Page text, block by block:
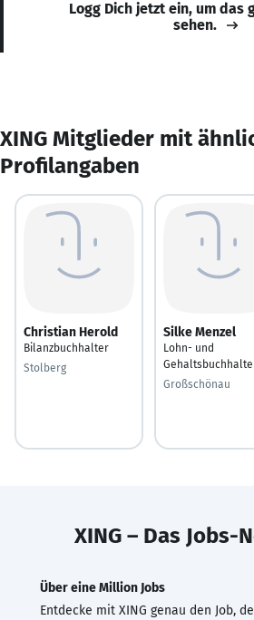
Logg Dich jetzt ein, um das
sehen.
XING Mitglieder mit
Profilangaben
Christian Herold
Bilanzbuchhalter
Stolberg
Silke Menzel
Lohn- und
Großschönau
XING – Das Jobs-
Über eine Million Jobs
Entdecke mit XING genau den Job,